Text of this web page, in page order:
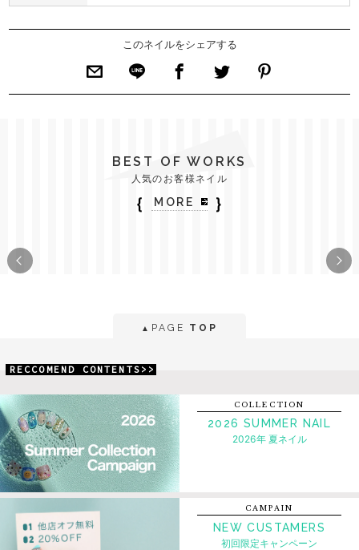
このネイルをシェアする
BEST OF WORKS
人気のお客様ネイル
｛ MORE ｝
▲ PAGE TOP
RECCOMEND CONTENTS>>
COLLECTION
2026 SUMMER NAIL
2026年 夏ネイル
CAMPAIN
NEW CUSTAMERS
初回限定キャンペーン